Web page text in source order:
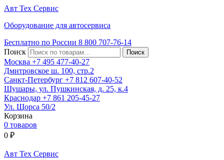
Авт Тех Сервис
Оборудование для автосервиса
Бесплатно по России 8 800 707-76-14
Поиск
Москва +7 495 477-40-27
Дмитровское ш. 100, стр.2
Санкт-Петербург +7 812 607-40-52
Шушары, ул. Пушкинская, д. 25, к.4
Краснодар +7 861 205-45-27
Ул. Щорса 50/2
Корзина
0 товаров
0 ₽
Авт Тех Сервис